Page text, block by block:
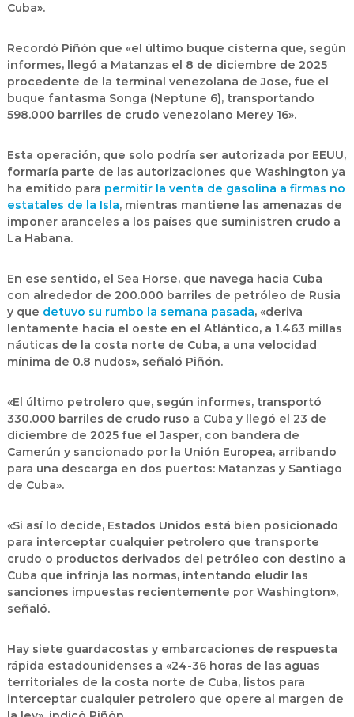
Cuba».
Recordó Piñón que «el último buque cisterna que, según
informes, llegó a Matanzas el 8 de diciembre de 2025
procedente de la terminal venezolana de Jose, fue el
buque fantasma Songa (Neptune 6), transportando
598.000 barriles de crudo venezolano Merey 16».
Esta operación, que solo podría ser autorizada por EEUU,
formaría parte de las autorizaciones que Washington ya
ha emitido para permitir la venta de gasolina a firmas no
estatales de la Isla, mientras mantiene las amenazas de
imponer aranceles a los países que suministren crudo a
La Habana.
En ese sentido, el Sea Horse, que navega hacia Cuba
con alrededor de 200.000 barriles de petróleo de Rusia
y que detuvo su rumbo la semana pasada, «deriva
lentamente hacia el oeste en el Atlántico, a 1.463 millas
náuticas de la costa norte de Cuba, a una velocidad
mínima de 0.8 nudos», señaló Piñón.
«El último petrolero que, según informes, transportó
330.000 barriles de crudo ruso a Cuba y llegó el 23 de
diciembre de 2025 fue el Jasper, con bandera de
Camerún y sancionado por la Unión Europea, arribando
para una descarga en dos puertos: Matanzas y Santiago
de Cuba».
«Si así lo decide, Estados Unidos está bien posicionado
para interceptar cualquier petrolero que transporte
crudo o productos derivados del petróleo con destino a
Cuba que infrinja las normas, intentando eludir las
sanciones impuestas recientemente por Washington»,
señaló.
Hay siete guardacostas y embarcaciones de respuesta
rápida estadounidenses a «24-36 horas de las aguas
territoriales de la costa norte de Cuba, listos para
interceptar cualquier petrolero que opere al margen de